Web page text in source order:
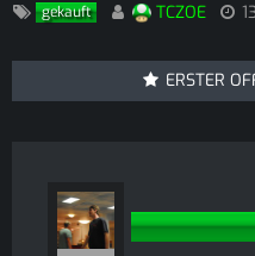
gekauft TCZOE
ERSTER